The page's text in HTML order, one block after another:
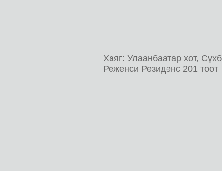
Хаяг: Улаанбаатар хот,
Реженси Резиденс 201 тоот